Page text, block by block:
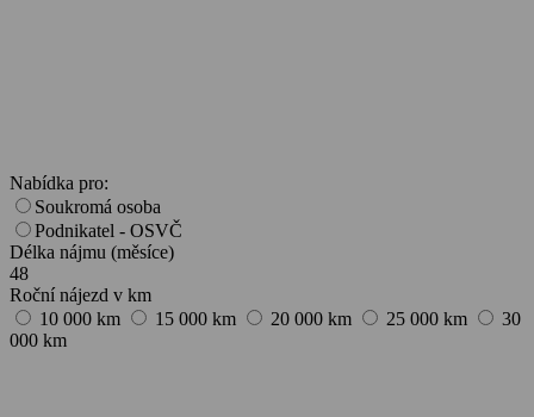
Nabídka pro:
Soukromá osoba
Podnikatel - OSVČ
Délka nájmu (měsíce)
48
Roční nájezd v km
10 000 km
15 000 km 20 000 km 25 000 km
30
000 km